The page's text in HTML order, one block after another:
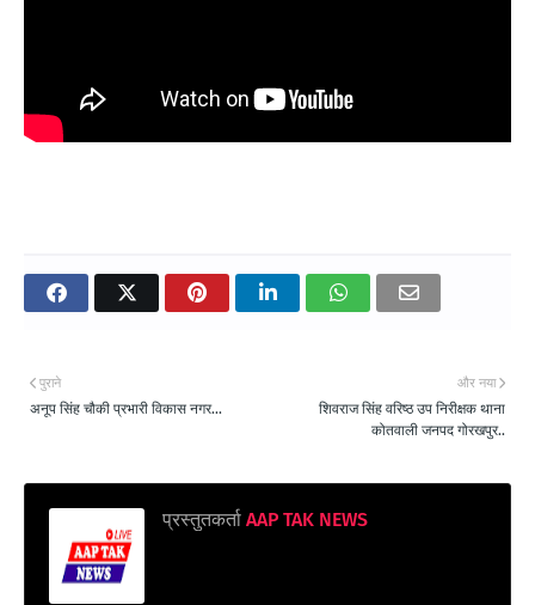
और नया
शिवराज सिंह वरिष्ठ उप निरीक्षक थाना
कोतवाली जनपद गोरखपुर..
पुराने
अनूप सिंह चौकी प्रभारी विकास नगर...
प्रस्तुतकर्ता AAP TAK NEWS